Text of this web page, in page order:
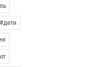
#дети